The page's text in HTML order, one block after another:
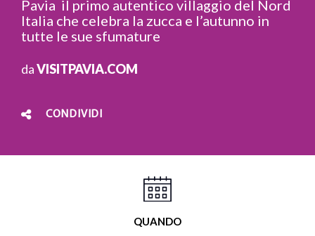
Pavia il primo autentico villaggio del Nord
Italia che celebra la zucca e l’autunno in
tutte le sue sfumature
daVISITPAVIA.COM
CONDIVIDI
QUANDO